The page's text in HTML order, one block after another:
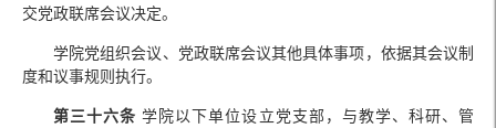
交党政联席会议决定。
学院党组织会议、党政联席会议其他具体事项，依据其会议制
度和议事规则执行。
第三十六条 学院以下单位设立党支部，与教学、科研、管